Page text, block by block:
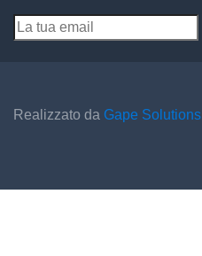
Realizzato da Gape Solutions